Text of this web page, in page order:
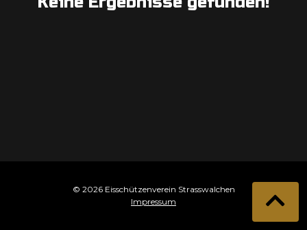
© 2026 Eisschützenverein Strasswalchen
Impressum